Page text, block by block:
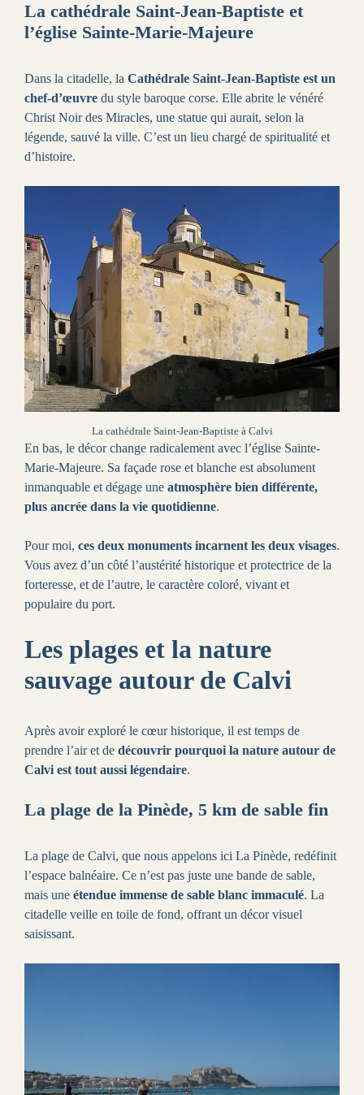
La cathédrale Saint-Jean-Baptiste et
l’église Sainte-Marie-Majeure
Dans la citadelle, la Cathédrale Saint-Jean-Baptiste est un
chef-d’œuvre du style baroque corse. Elle abrite le vénéré
Christ Noir des Miracles, une statue qui aurait, selon la
légende, sauvé la ville. C’est un lieu chargé de spiritualité et
d’histoire.
La cathédrale Saint-Jean-Baptiste à Calvi
En bas, le décor change radicalement avec l’église Sainte-
Marie-Majeure. Sa façade rose et blanche est absolument
inmanquable et dégage une atmosphère bien différente,
plus ancrée dans la vie quotidienne.
Pour moi, ces deux monuments incarnent les deux visages.
Vous avez d’un côté l’austérité historique et protectrice de la
forteresse, et de l’autre, le caractère coloré, vivant et
populaire du port.
Les plages et la nature
sauvage autour de Calvi
Après avoir exploré le cœur historique, il est temps de
prendre l’air et de découvrir pourquoi la nature autour de
Calvi est tout aussi légendaire.
La plage de la Pinède, 5 km de sable fin
La plage de Calvi, que nous appelons ici La Pinède, redéfinit
l’espace balnéaire. Ce n’est pas juste une bande de sable,
mais une étendue immense de sable blanc immaculé. La
citadelle veille en toile de fond, offrant un décor visuel
saisissant.